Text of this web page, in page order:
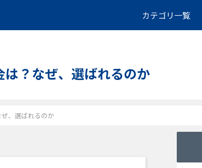
カテゴリ一覧
？なぜ、選ばれるのか
、選ばれるのか